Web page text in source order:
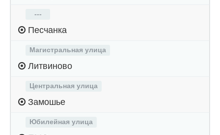
---
Песчанка
Магистральная улица
Литвиново
Центральная улица
Замошье
Юбилейная улица